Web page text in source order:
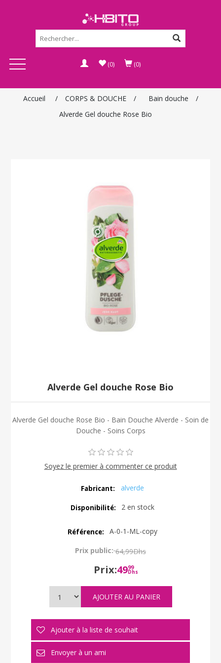
(0) (0)
Accueil / CORPS & DOUCHE / Bain douche
/
Alverde Gel douche Rose Bio
Alverde Gel douche Rose Bio
Alverde Gel douche Rose Bio - Bain Douche Alverde - Soin de
Douche - Soins Corps
Soyez le premier à commenter ce produit
Fabricant: alverde
Disponibilité: 2 en stock
Référence: A-0-1-ML-copy
Prix public: 64,99Dhs
Prix:4999
Dhs